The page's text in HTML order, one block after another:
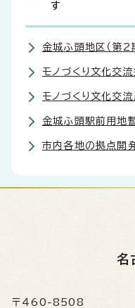
す
金城ふ頭地区（第2
モノづくり文化交流
モノづくり文化交
金城ふ頭駅前用地
市内各地の拠点開
名
〒460-8508